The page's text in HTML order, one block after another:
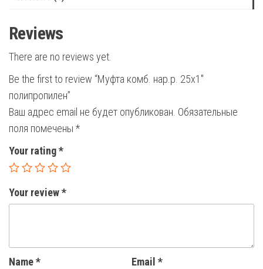
Reviews
There are no reviews yet.
Be the first to review “Муфта комб. нар.р. 25х1″
полипропилен”
Ваш адрес email не будет опубликован. Обязательные
поля помечены *
Your rating*
Your review*
Name* Email *